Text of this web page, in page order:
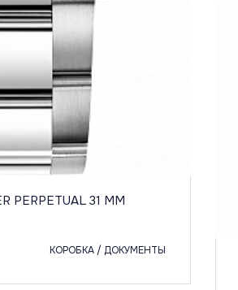
PERPETUAL 31 MM
КОРОБКА / ДОКУМЕНТЫ